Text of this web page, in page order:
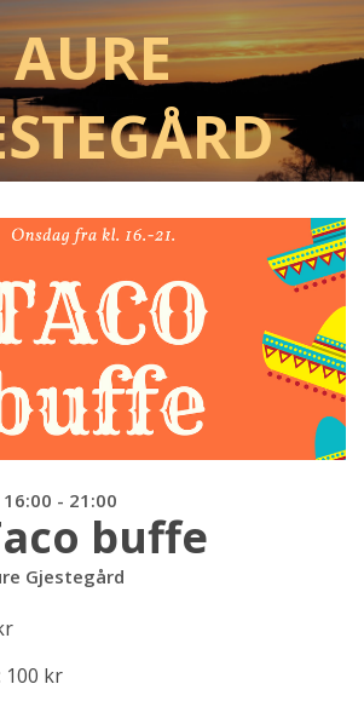
Aure
16:00 - 21:00
buffe
Gjestegård
100 kr